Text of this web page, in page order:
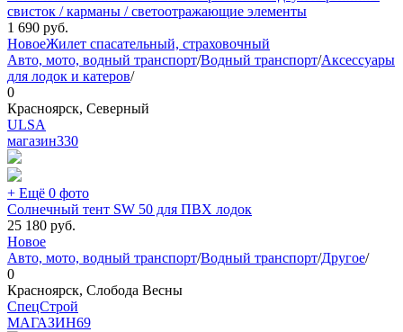
свисток / карманы / светоотражающие элементы
1 690 руб.
НовоеЖилет спасательный, страховочный
Авто, мото, водный транспорт/Водный транспорт/Аксессуары
для лодок и катеров/
0
Красноярск, Северный
ULSA
магазин330
+ Ещё 0 фото
Солнечный тент SW 50 для ПВХ лодок
25 180 руб.
Новое
Авто, мото, водный транспорт/Водный транспорт/Другое/
0
Красноярск, Слобода Весны
СпецСтрой
МАГАЗИН69